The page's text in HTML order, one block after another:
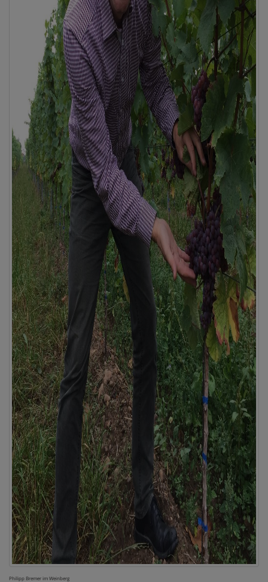
Philipp Bremer im Weinberg